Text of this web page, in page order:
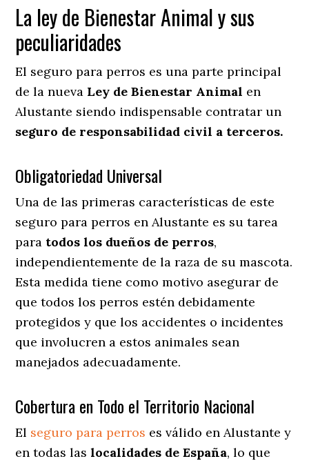
La ley de Bienestar Animal y sus
peculiaridades
El seguro para perros es una parte principal
de la nueva Ley de Bienestar Animal en
Alustante siendo indispensable contratar un
seguro de responsabilidad civil a terceros.
Obligatoriedad Universal
Una de las primeras características de este
seguro para perros en Alustante es su tarea
para todos los dueños de perros,
independientemente de la raza de su mascota.
Esta medida tiene como motivo asegurar de
que todos los perros estén debidamente
protegidos y que los accidentes o incidentes
que involucren a estos animales sean
manejados adecuadamente.
Cobertura en Todo el Territorio Nacional
El seguro para perros es válido en Alustante y
en todas laslocalidades de España, lo que